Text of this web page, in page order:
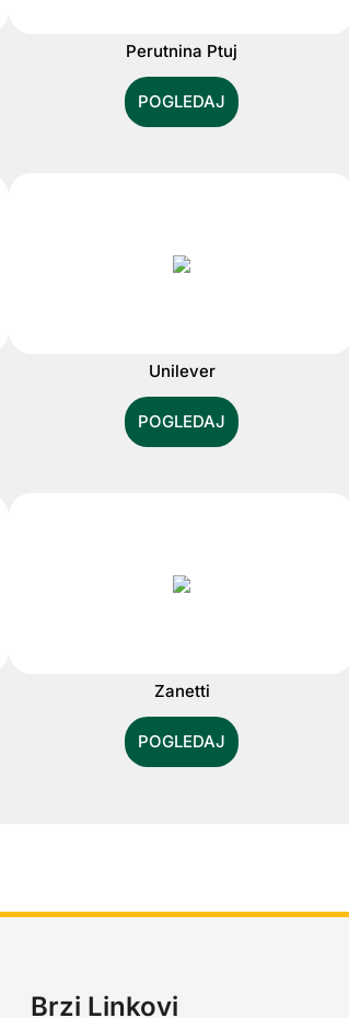
Perutnina Ptuj
POGLEDAJ
Unilever
POGLEDAJ
Zanetti
POGLEDAJ
Brzi Linkovi